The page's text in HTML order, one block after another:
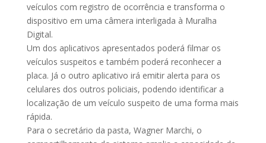
veículos com registro de ocorrência e transforma o
dispositivo em uma câmera interligada à Muralha
Digital.
Um dos aplicativos apresentados poderá filmar os
veículos suspeitos e também poderá reconhecer a
placa. Já o outro aplicativo irá emitir alerta para os
celulares dos outros policiais, podendo identificar a
localização de um veículo suspeito de uma forma mais
rápida.
Para o secretário da pasta, Wagner Marchi, o